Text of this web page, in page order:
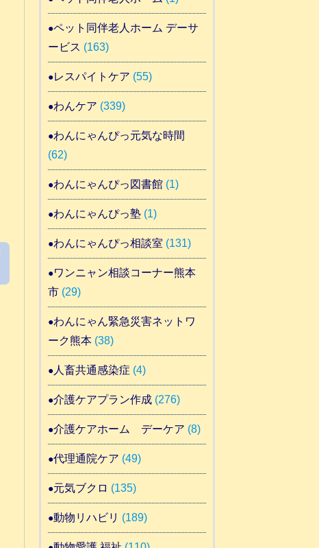
ペット同伴老人ホーム デーサ
ービス (163)
レスパイトケア (55)
わんケア (339)
わんにゃんぴっ元気な時間
(62)
わんにゃんぴっ図書館(1)
わんにゃんぴっ塾(1)
わんにゃんぴっ相談室 (131)
ワンニャン相談コーナー熊本
市(29)
わんにゃん緊急災害ネットワ
ーク熊本(38)
人畜共通感染症 (4)
介護ケアプラン作成(276)
介護ケアホーム デーケア (8)
代理通院ケア (49)
元気ブクロ (135)
動物リハビリ (189)